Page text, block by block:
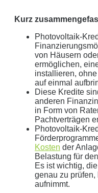
Geben Sie hier Ihren
Wir empfehlen: kWp
Speicher.
Aktuellen Strompreis
€/kWh
Hinweis:Dies ist eine
Dies ist eine
Annahme:
Kurz
Photovoltaik-
von Häusern
ermöglichen,
installieren,
auf einmal
Diese Kredite
anderen
in Form von
Pachtverträgen
Photovoltaik-
Kosten der
Belastung für
Es ist wichtig,
genau zu
aufnimmt.